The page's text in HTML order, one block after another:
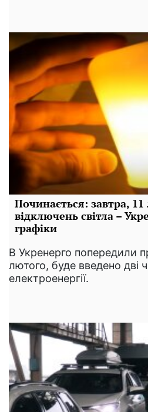
Починається: завтра,
відключень світла –
графіки
В Укренерго попередили
лютого, буде введено дві
електроенергії.